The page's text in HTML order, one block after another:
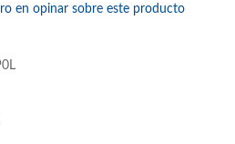
en opinar sobre este producto